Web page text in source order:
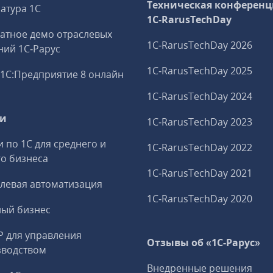
1С
демо отраслевых
1С‑Рарус
8 онлайн
по 1С для среднего и
бизнеса
автоматизация
бизнес
для управления
Техническая
1C‑RarusTechDay
1C‑RarusTechDay 2026
1C‑RarusTechDay 2025
1C‑RarusTechDay 2024
1C‑RarusTechDay 2023
1C‑RarusTechDay 2022
1C‑RarusTechDay 2021
1C‑RarusTechDay 2020
Отзывы об «1С-Рарус»
Внедренные решения